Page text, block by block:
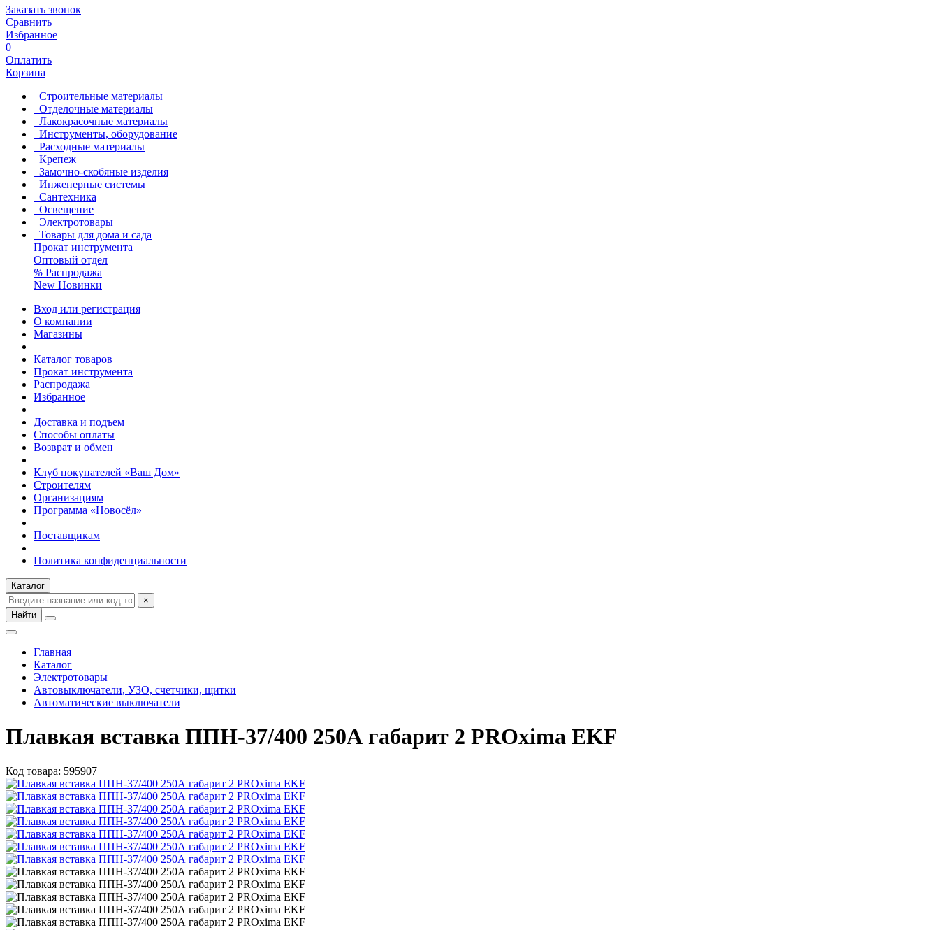
Заказать звонок
Сравнить
Избранное
0
Оплатить
Корзина
Строительные материалы
Отделочные материалы
Лакокрасочные материалы
Инструменты, оборудование
Расходные материалы
Крепеж
Замочно-скобяные изделия
Инженерные системы
Сантехника
Освещение
Электротовары
Товары для дома и сада
Прокат инструмента
Оптовый отдел
% Распродажа
New Новинки
Вход или регистрация
О компании
Магазины
Каталог товаров
Прокат инструмента
Распродажа
Избранное
Доставка и подъем
Способы оплаты
Возврат и обмен
Клуб покупателей «Ваш Дом»
Строителям
Организациям
Программа «Новосёл»
Поставщикам
Политика конфиденциальности
Каталог
×
Найти
Главная
Каталог
Электротовары
Автовыключатели, УЗО, счетчики, щитки
Автоматические выключатели
Плавкая вставка ППН-37/400 250А габарит 2 PROxima EKF
Код товара: 595907